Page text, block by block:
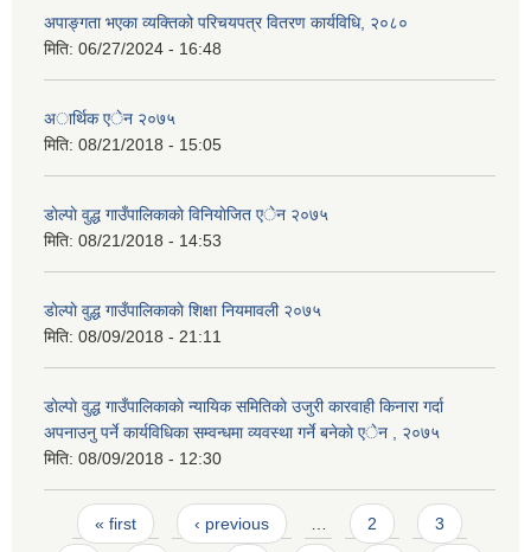
अपाङ्गता भएका व्यक्तिको परिचयपत्र वितरण कार्यविधि, २०८०
मिति: 06/27/2024 - 16:48
अार्थिक एेन २०७५
मिति: 08/21/2018 - 15:05
डाेल्पाे वुद्ध गाउँपालिकाकाे विनियाेजित एेन २०७५
मिति: 08/21/2018 - 14:53
डाेल्पाे वुद्ध गाउँपालिकाकाे शिक्षा नियमावली २०७५
मिति: 08/09/2018 - 21:11
डाेल्पाे वुद्ध गाउँपालिकाकाे न्यायिक समितिकाे उजुरी कारवाही किनारा गर्दा
अपनाउनु पर्ने कार्यविधिका सम्वन्धमा व्यवस्था गर्ने बनेकाे एेन , २०७५
मिति: 08/09/2018 - 12:30
Pages
« first ‹ previous 2 3